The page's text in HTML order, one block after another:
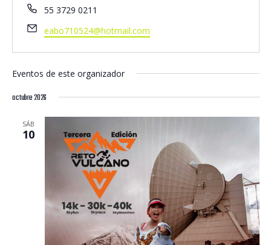
Teléfono
55 3729 0211
Email
eabo710524@hotmail.com
Eventos de este organizador
octubre 2026
SÁB
10